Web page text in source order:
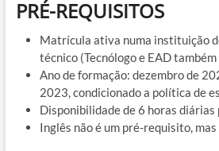
PRÉ-REQUISITOS
Matrícula ativa numa instituição
técnico (Tecnólogo e EAD
Ano de formação: dezembro de
2023, condicionado a política de
Disponibilidade de 6 horas
Inglês não é um pré-requisito,